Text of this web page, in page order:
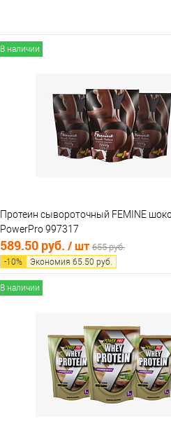
В наличии
Протеин сывороточный FEMINE
PowerPro 997317
589.50 руб. / шт 655 руб.
-10% Экономия 65.50 руб.
Купить в 1 клик
В избранное
В
В наличии